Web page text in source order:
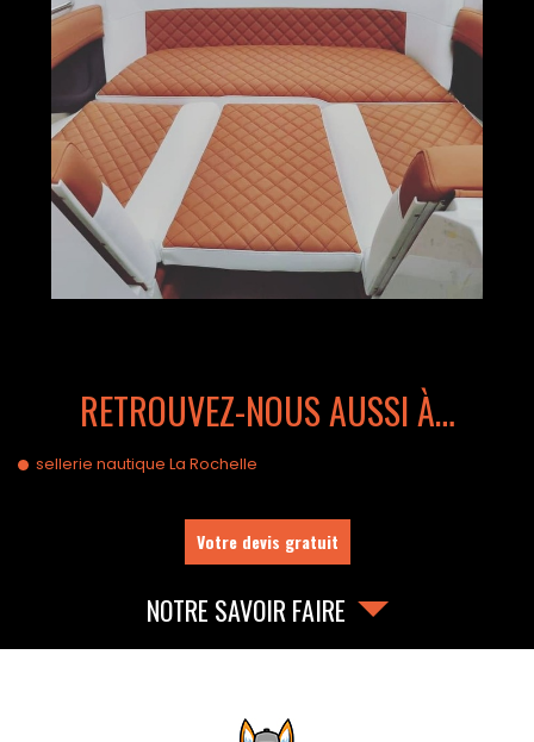
RETROUVEZ-NOUS AUSSI À…
sellerie nautique La Rochelle
Votre devis gratuit
NOTRE SAVOIR FAIRE